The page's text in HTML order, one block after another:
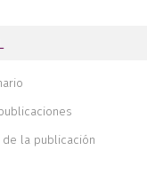
blando de cadera.
clínicas de una
subradiológica
de los resultados
la publicación